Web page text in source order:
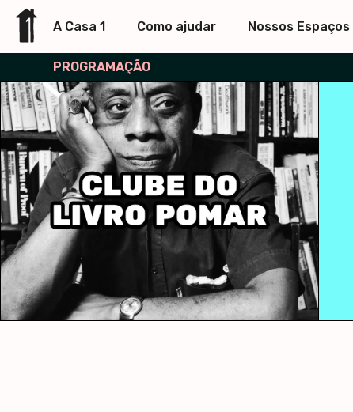
A Casa 1 Como ajudar Nossos Espaços
PROGRAMAÇÃO